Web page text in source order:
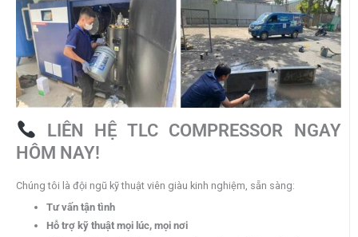
LIÊN HỆ TLC COMPRESSOR NGAY
HÔM NAY!
Chúng tôi là đội ngũ kỹ thuật viên giàu kinh nghiệm, sẵn sàng:
Tư vấn tận tình
Hỗ trợ kỹ thuật mọi lúc, mọi nơi